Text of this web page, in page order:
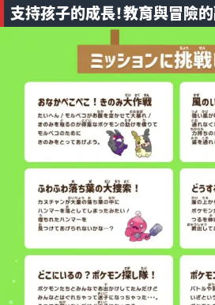
支持孩子的成長！教育與冒險